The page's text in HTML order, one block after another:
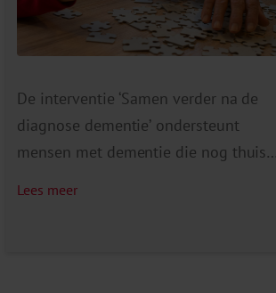
De interventie ‘Samen verder na de
diagnose dementie’ ondersteunt
mensen met dementie die nog thuis
Lees meer